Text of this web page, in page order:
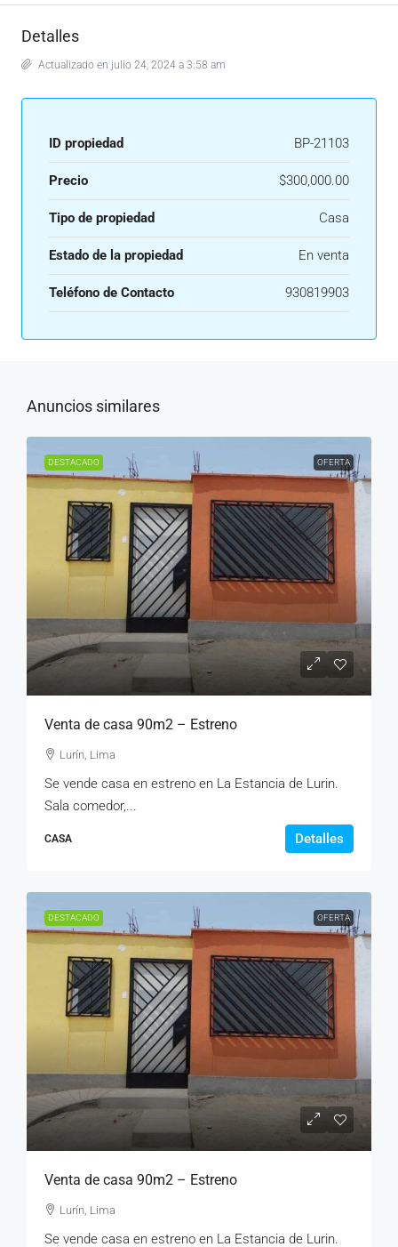
Detalles
Actualizado en julio 24, 2024 a 3:58 am
ID propiedad BP-21103
Precio $300,000.00
Tipo de propiedad Casa
Estado de la propiedad En venta
Teléfono de Contacto 930819903
Anuncios similares
DESTACADO OFERTA
Venta de casa 90m2 – Estreno
Lurín, Lima
Se vende casa en estreno en La Estancia de Lurin.
Sala comedor,...
CASA Detalles
DESTACADO OFERTA
Venta de casa 90m2 – Estreno
Lurín, Lima
Se vende casa en estreno en La Estancia de Lurin.